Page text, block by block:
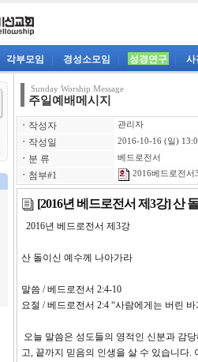
각부모임 경성소모임 성경연구 사
Sunday Worship Message
주일예배메시지
ㆍ 작성자 관리자
ㆍ 작성일 2016-10-16 (일)
ㆍ 분 류 베드로전서
ㆍ 첨부#1 2016베드로전서
[2016년 베드로전서 제3강] 산
2016년 베드로전서
산 돌이신 예수께 나아가라
말씀 / 베드로전서 2:4-10
요절 / 베드로전서 2:4 “사람에게는 버린
오늘 말씀은 성도들의 영적인 신분과 감
고, 끝까지 믿음의 인생을 살 수 있습니다